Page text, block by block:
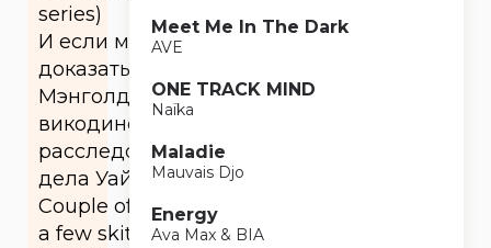
series)
И если мы сможем
доказать, что
Мэнголд сидел на
викодине во время
расследования
дела Уайатта…
Couple of vikes and
a few skittles in a
Meet Me In The Dark
AVE
ONE TRACK MIND
Naïka
Maladie
Mauvais Djo
Energy
Ava Max & BIA